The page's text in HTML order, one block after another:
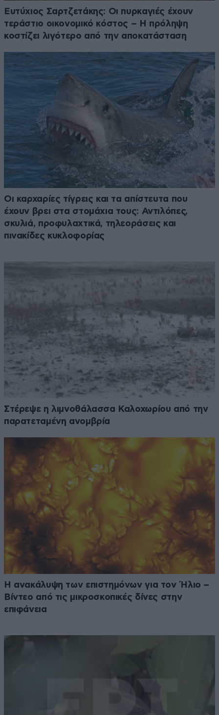
Ευτύχιος Σαρτζετάκης: Οι πυρκαγιές έχουν
τεράστιο οικονομικό κόστος – Η πρόληψη
κοστίζει λιγότερο από την αποκατάσταση
Οι καρχαρίες τίγρεις και τα απίστευτα που
έχουν βρει στα στομάχια τους: Αντιλόπες,
σκυλιά, προφυλαχτικά, τηλεοράσεις και
πινακίδες κυκλοφορίας
Στέρεψε η λιμνοθάλασσα Καλοχωρίου από την
παρατεταμένη ανομβρία
Η ανακάλυψη των επιστημόνων για τον Ήλιο –
Βίντεο από τις μικροσκοπικές δίνες στην
επιφάνεια